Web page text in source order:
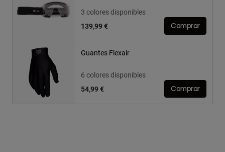
3 colores disponibles
139,99 €
Comprar
Guantes Flexair
6 colores disponibles
54,99 €
Comprar